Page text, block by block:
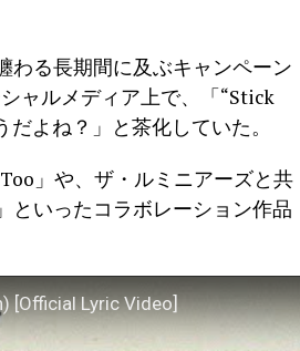
わる長期間に及ぶキャンペーン
ャルメディア上で、「“Stick
よね？」と茶化していた。
」や、ザ・ルミニアーズと共
いったコラボレーション作品
[Official Lyric Video]